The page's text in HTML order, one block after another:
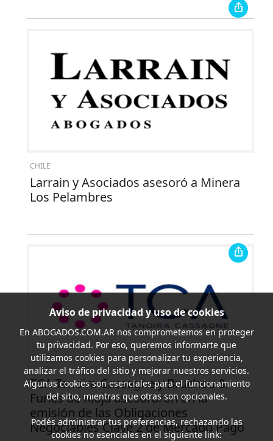
CHILE
Larrain y Asociados asesoró a Minera
Los Pelambres
TCA Tanoira Cassagne y Bruchou &
Funes de Rioja asesoraron en la
emisión de las Obligaciones
Negociables Clase 2 de Mercado Pago
Aviso de privacidad y uso de cookies
En ABOGADOS.COM.ARnos comprometemos en proteger
tu privacidad. Por eso, queremos informarte que
utilizamos cookies para personalizar tu experiencia,
analizar el tráfico del sitio y mejorar nuestros servicios.
Algunas cookies son esenciales para el funcionamiento
del sitio, mientras que otras son opcionales.
Podés administrar tus preferencias, rechazando las
cookies no esenciales en el siguiente link: